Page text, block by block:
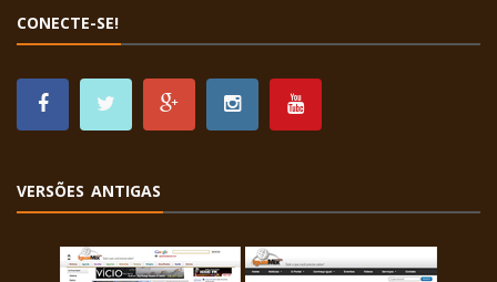
CONECTE-SE!
VERSÕES ANTIGAS